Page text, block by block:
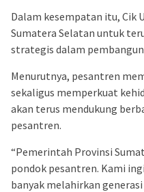
Dalam kesempatan itu, Cik
Sumatera Selatan untuk
strategis dalam
Menurutnya, pesantren
sekaligus memperkuat
akan terus mendukung
pesantren.
“Pemerintah Provinsi
pondok pesantren. Kami
banyak melahirkan